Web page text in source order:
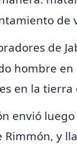
de
de
hombre
en la tierra
envió
Rimmón, y